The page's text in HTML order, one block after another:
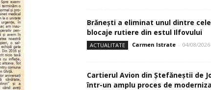
Brănești a eliminat unul dintre
blocaje rutiere din estul Ilfovului
ACTUALITATE Carmen Istrate - 04/08/2026
Cartierul Avion din Ştefăneştii de
într-un amplu proces de